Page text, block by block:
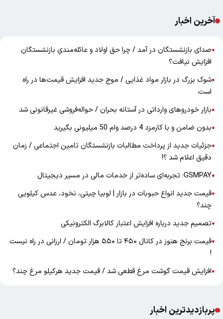
آخرین اخبار
●صدای بازنشستگان در آمد / چرا حق اولاد و عائله‌مندیِ بازنشستگان
افزایش نیافت؟
●شوک بزرگ در بازار مواد غذایی / موج جدید افزایش قیمت‌ها در راه
است
●بازار خودرو‌های وارداتی در آستانه بحران / حواله‌فروشی غیرقانونی شد
●بدون ضامن و با کارمزد 4 درصد وام 50 میلیونی بگیرید
●جزئیات جدید از پرداخت مطالبات بازنشستگان تامین اجتماعی / زمان
دقیق اعلام شد ؟!
●GSMPAY؛ تجربه‌ای ساده‌تر از خدمات مالی در مسیر دیجیتال
●قیمت جدید انواع حبوبات در بازار | لوبیا چیتی، نخود، عدس کیلویی
چند؟
●تصمیم جدید درباره افزایش اعتبار کالابرگ الکترونیکی
●
قیمت برنج هنوز در کانال ۴۵۰ تا ۵۵۰ هزار تومان / ارزانی در راه نیست
!
●افزایش قیمت گوشت مرغ قطعی شد / قیمت جدید هرکیلو مرغ چند؟
پربازدیدترین اخبار